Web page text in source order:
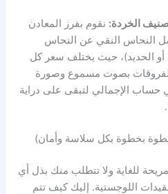
الخردة: نقوم بفرز المعادن
النحاس النقي عن النحاس
أو الحديد)، حيث يختلف سعر كل
بصوت مسموع وصورة
حساب الإجمالي لتبقى على دراية
بخطوة بكل سلاسة وأمان)
للغاية ولا تتطلب منك بذل أي
اللوجستية. إليك كيف تتم